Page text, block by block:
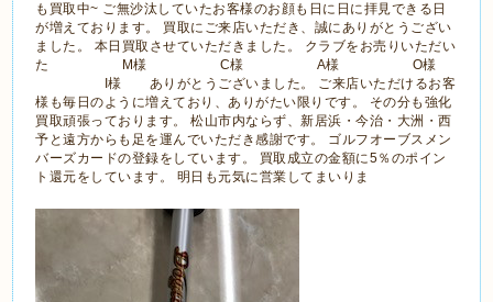
も買取中~ ご無沙汰していたお客様のお顔も日に日に拝見できる日
が増えております。 買取にご来店いただき、誠にありがとうござい
ました。 本日買取させていただきました。 クラブをお売りいただい
た M様 C様 A様 O様
I様 ありがとうございました。 ご来店いただけるお客
様も毎日のように増えており、ありがたい限りです。 その分も強化
買取頑張っております。 松山市内ならず、新居浜・今治・大洲・西
予と遠方からも足を運んでいただき感謝です。 ゴルフオーブスメン
バーズカードの登録をしています。 買取成立の金額に5％のポイン
ト還元をしています。 明日も元気に営業してまいりま